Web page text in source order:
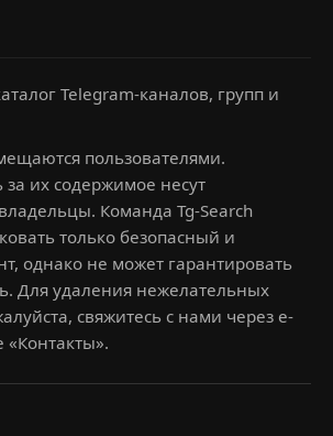
Telegram-каналов, групп и
пользователями.
за их содержимое несут
Команда Tg-Search
только безопасный и
однако не может гарантировать
Для удаления нежелательных
свяжитесь с нами через e-
«Контакты».